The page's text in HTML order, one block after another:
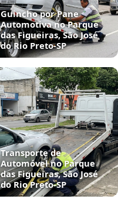
Guincho por Pane
Automotiva no Parque
das Figueiras, São José
do Rio Preto‑SP
Transporte de
Automóvel no Parque
das Figueiras, São José
do Rio Preto‑SP